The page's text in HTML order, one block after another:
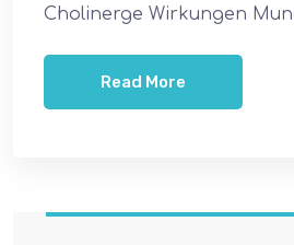
Cholinerge Wirkungen
Read More